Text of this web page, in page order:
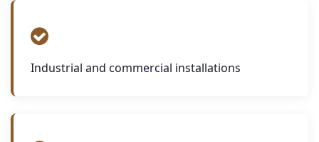
Industrial and commercial installations